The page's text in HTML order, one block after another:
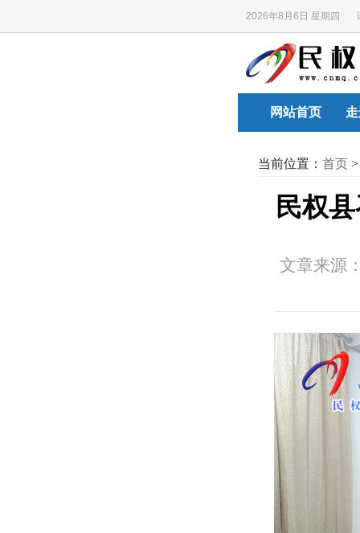
2026年8月6日 星期四
网站首页
当前位置： 首页
民权
文章来源